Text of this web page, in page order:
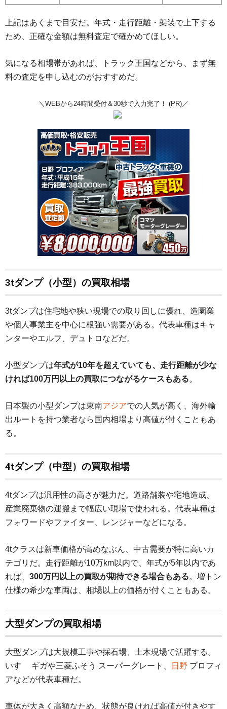
上記はあくまで目安だ。年式・走行距離・架装で上下する
ため、正確な金額は無料査定で確かめてほしい。
気になる相場帯があれば、トラック王国などから、まず無
料の査定を申し込むのがおすすめだ。
＼WEBから24時間受付＆30秒で入力完了！ (PR)／
3tダンプ（小型）の買取相場
3tダンプは住宅地や狭い現場での取り回しに優れ、造園業
や個人事業主を中心に根強い需要がある。代表車種はキャ
ンターやエルフ、デュトロなどだ。
小型ダンプは年式が10年を超えていても、走行距離が少な
ければ100万円以上の買取につながるケースもある。
日本製の小型ダンプは東南アジアでの人気が高く、海外輸
出ルートを持つ業者なら国内相場より高値が付くこともあ
る。
4tダンプ（中型）の買取相場
4tダンプは汎用性の高さが魅力だ。道路舗装や宅地造成、
産業廃棄物の運搬まで幅広い現場で使われる。代表車種は
フォワードやファイター、レンジャーなどになる。
4tクラスは新車価格が高めなぶん、中古需要が特に高いカ
テゴリだ。走行距離が10万km以内で、年式が5年以内であ
れば、 300万円以上の買取が期待できる場合もある。増トン
仕様の希少な車両は、相場以上の価格が付くこともある。
大型ダンプの買取相場
大型ダンプは大規模工事や採石場、土木現場で活躍する。
いすゞ ギガや三菱ふそう スーパーグレート、
日野 プロフィ
アなどが代表車種だ。
車体が大きく高額なため、状態が良ければ高値が付きやす